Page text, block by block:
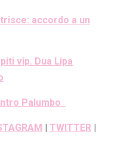
accordo a un
vip. Dua Lipa
Palumbo
| TWITTER |